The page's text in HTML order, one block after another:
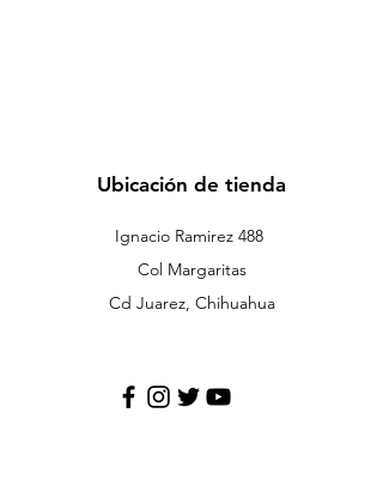
Ubicación de tienda
Ignacio Ramirez 488
Col Margaritas
Cd Juarez, Chihuahua